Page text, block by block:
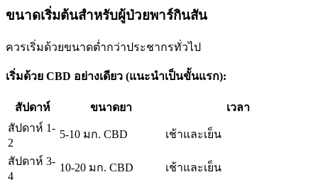
ขนาดเริ่มต้นสำหรับผู้ป่วยพาร์กินสัน
ควรเริ่มด้วยขนาดต่ำกว่าประชากรทั่วไป
เริ่มด้วย CBD อย่างเดียว (แนะนำเป็นขั้นแรก):
สัปดาห์ ขนาดยา
เวลา
สัปดาห์ 1-
2
5-10 มก. CBD เช้าและเย็น
สัปดาห์ 3-
4
10-20 มก. CBD เช้าและเย็น